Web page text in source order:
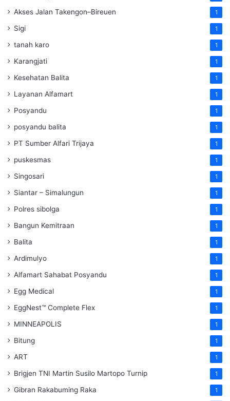
Akses Jalan Takengon–Bireuen 1
Sigi 1
tanah karo 1
Karangjati 1
Kesehatan Balita 1
Layanan Alfamart 1
Posyandu 1
posyandu balita 1
PT Sumber Alfari Trijaya 1
puskesmas 1
Singosari 1
Siantar – Simalungun 1
Polres sibolga 1
Bangun Kemitraan 1
Balita 1
Ardimulyo 1
Alfamart Sahabat Posyandu 1
Egg Medical 1
EggNest™ Complete Flex 1
MINNEAPOLIS 1
Bitung 1
ART 1
Brigjen TNI Martin Susilo Martopo Turnip 1
Gibran Rakabuming Raka 1